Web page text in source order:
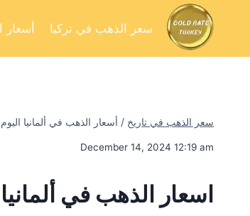
أسعار سعر الذهب في تركيا
سعر الذهب في تاريخ / أسعار الذهب في ألمانيا اليوم 12/14/2024 – تحليل السوق وفرص الاستثمار
December 14, 2024 12:19 am
اسعار الذهب في ألمانيا اليوم